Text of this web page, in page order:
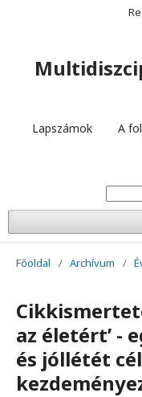
Lapszámok A
Főoldal / Archívum /
az életért’ -
és jóllétét